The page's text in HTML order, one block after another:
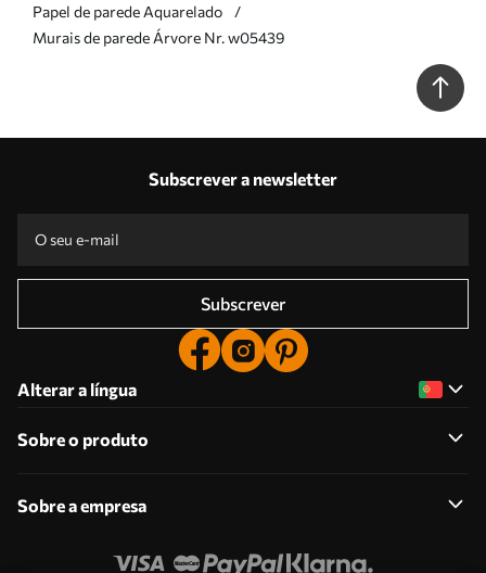
Papel de parede Aquarelado
Murais de parede Árvore Nr. w05439
Subscrever a newsletter
Subscrever
Alterar a língua
Sobre o produto
Sobre a empresa